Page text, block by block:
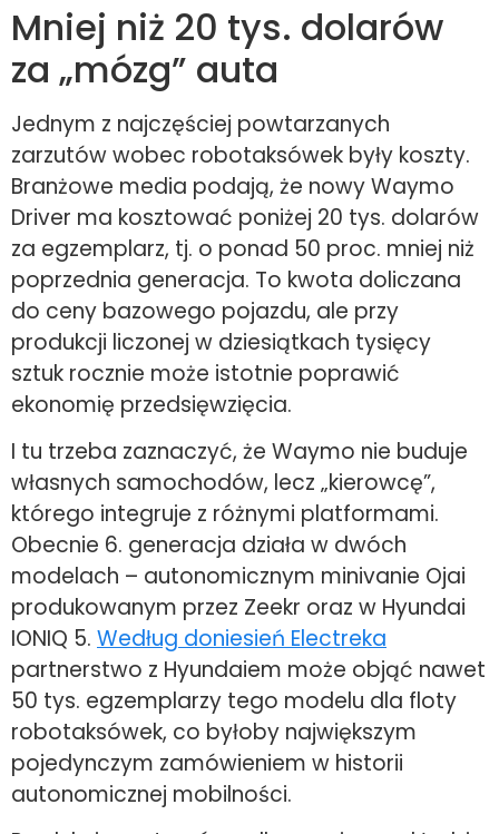
Mniej niż 20 tys. dolarów
za „mózg” auta
Jednym z najczęściej powtarzanych
zarzutów wobec robotaksówek były koszty.
Branżowe media podają, że nowy Waymo
Driver ma kosztować poniżej 20 tys. dolarów
za egzemplarz, tj. o ponad 50 proc. mniej niż
poprzednia generacja. To kwota doliczana
do ceny bazowego pojazdu, ale przy
produkcji liczonej w dziesiątkach tysięcy
sztuk rocznie może istotnie poprawić
ekonomię przedsięwzięcia.
I tu trzeba zaznaczyć, że Waymo nie buduje
własnych samochodów, lecz „kierowcę”,
którego integruje z różnymi platformami.
Obecnie 6. generacja działa w dwóch
modelach – autonomicznym minivanie Ojai
produkowanym przez Zeekr oraz w Hyundai
IONIQ 5. Według doniesień Electreka
partnerstwo z Hyundaiem może objąć nawet
50 tys. egzemplarzy tego modelu dla floty
robotaksówek, co byłoby największym
pojedynczym zamówieniem w historii
autonomicznej mobilności.